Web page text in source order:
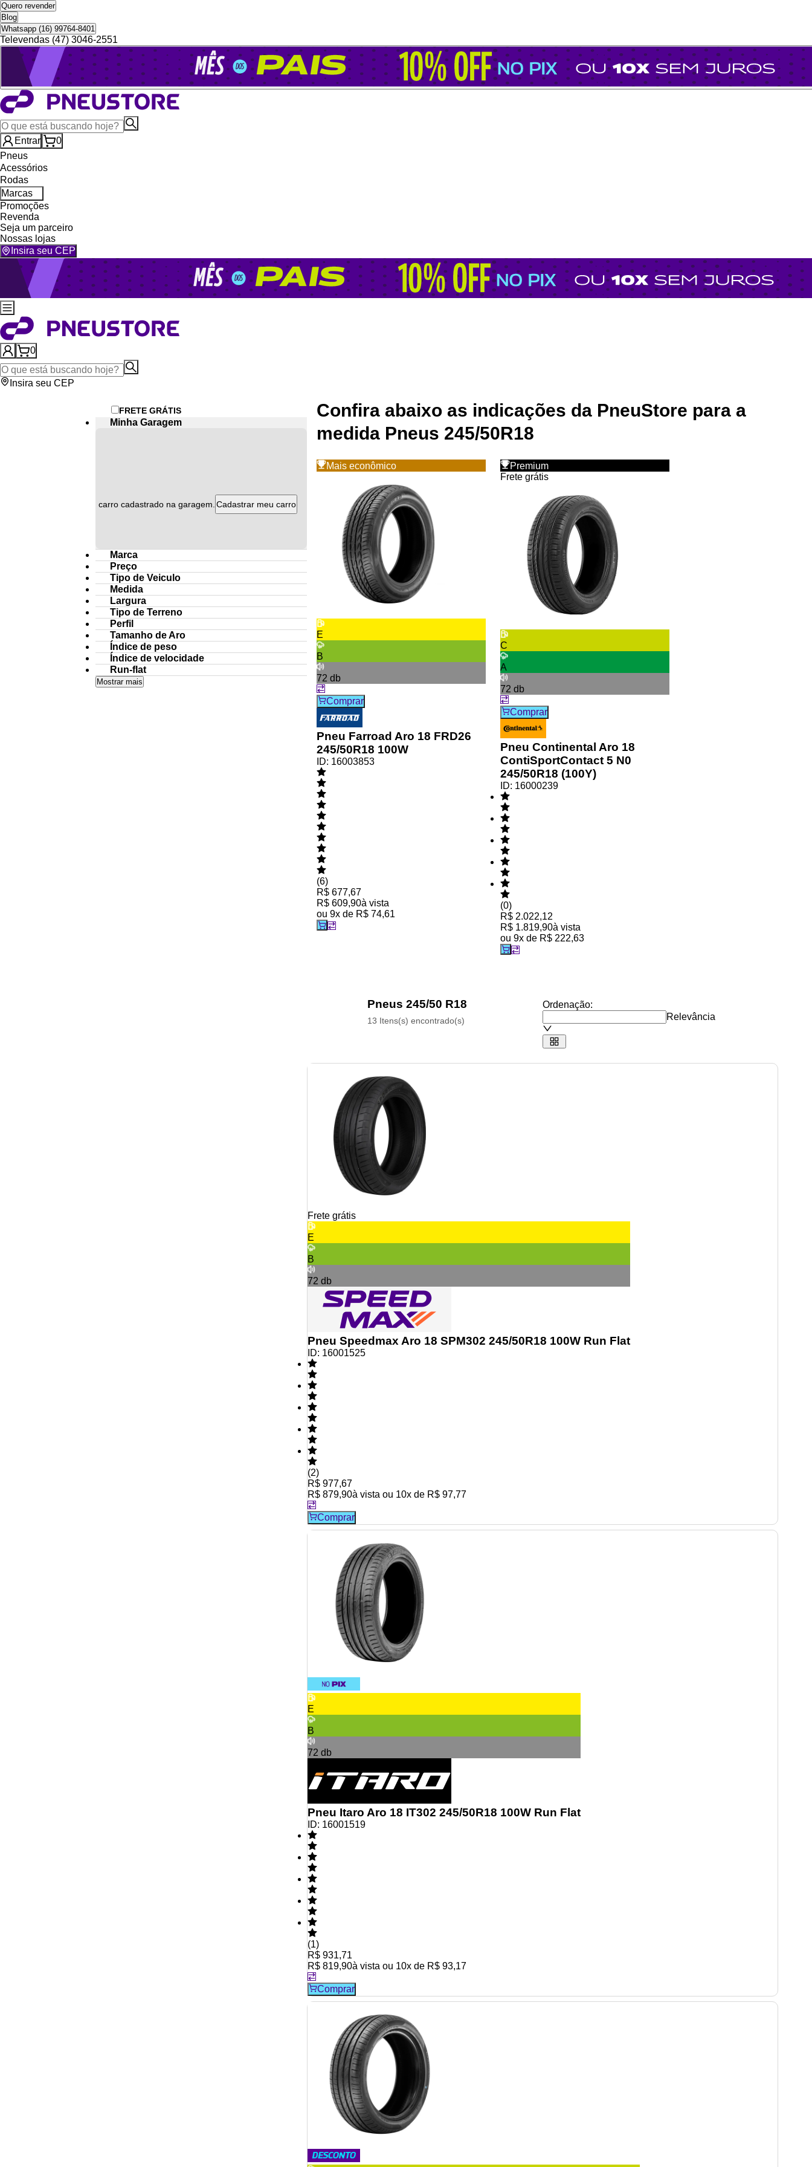
Quero revender
Blog
Whatsapp (16) 99764-8401
Televendas (47) 3046-2551
Entrar
0
Pneus
Acessórios
Rodas
Marcas
Promoções
Revenda
Seja um parceiro
Nossas lojas
Insira seu CEP
0
Insira seu CEP
FRETE GRÁTIS
Minha Garagem
encontramos nenhum carro cadastrado na garagem. Cadastrar meu carro
Marca
Preço
Tipo de Veiculo
Medida
Largura
Tipo de Terreno
Perfil
Tamanho de Aro
Índice de peso
Índice de velocidade
Run-flat
Mostrar mais
Confira abaixo as indicações da PneuStore para a
medida Pneus 245/50R18
Mais econômico
E
B
72 db
Comprar
Pneu Farroad Aro 18 FRD26
245/50R18 100W
ID: 16003853
(6)
R$ 677,67
R$ 609,90à vista
ou9x de R$ 74,61
Premium
Frete grátis
C
A
72 db
Comprar
Pneu Continental Aro 18
ContiSportContact 5 N0
245/50R18 (100Y)
ID: 16000239
(0)
R$ 2.022,12
R$ 1.819,90à vista
ou9x de R$ 222,63
Pneus 245/50 R18
13 Itens(s) encontrado(s)
Ordenação:
Relevância
Frete grátis
E
B
72 db
Pneu Speedmax Aro 18 SPM302 245/50R18 100W Run Flat
ID: 16001525
(2)
R$ 977,67
R$ 879,90à vista ou 10x de R$ 97,77
Comprar
E
B
72 db
Pneu Itaro Aro 18 IT302 245/50R18 100W Run Flat
ID: 16001519
(1)
R$ 931,71
R$ 819,90à vista ou 10x de R$ 93,17
Comprar